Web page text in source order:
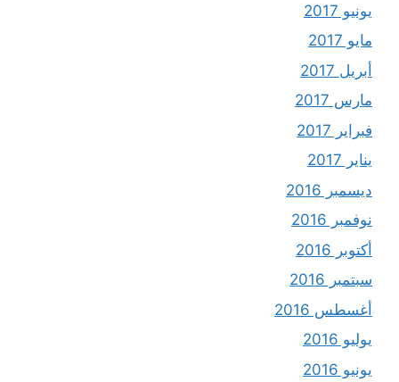
يونيو 2017
مايو 2017
أبريل 2017
مارس 2017
فبراير 2017
يناير 2017
ديسمبر 2016
نوفمبر 2016
أكتوبر 2016
سبتمبر 2016
أغسطس 2016
يوليو 2016
يونيو 2016